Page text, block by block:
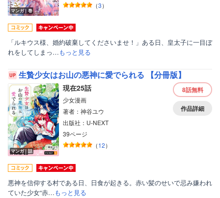
マンガ｜巻
（3）
「ルキウス様、婚約破棄してくださいませ！」ある日、皇太子に一目ぼ
れをしてしまっ…もっと見る
生贄少女はお山の悪神に愛でられる 【分冊版】
マンガ｜話
現在25話
少女漫画
著者：神谷ユウ
出版社：U-NEXT
39ページ
（12）
8話無料
作品詳細
悪神を信仰する村である日、日食が起きる。赤い髪のせいで忌み嫌われ
ていた少女“赤…もっと見る